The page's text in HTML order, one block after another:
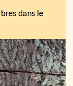
dans le